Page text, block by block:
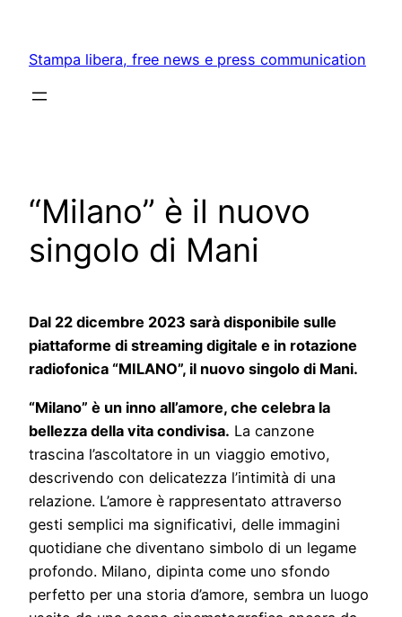
content
Stampa libera, free news e press communication
“Milano” è il nuovo
singolo di Mani
Dal 22 dicembre 2023 sarà disponibile sulle
piattaforme di streaming digitale e in rotazione
radiofonica “MILANO”, il nuovo singolo di Mani.
“Milano” è un inno all’amore, che celebra la
bellezza della vita condivisa. La canzone
trascina l’ascoltatore in un viaggio emotivo,
descrivendo con delicatezza l’intimità di una
relazione. L’amore è rappresentato attraverso
gesti semplici ma significativi, delle immagini
quotidiane che diventano simbolo di un legame
profondo. Milano, dipinta come uno sfondo
perfetto per una storia d’amore, sembra un luogo